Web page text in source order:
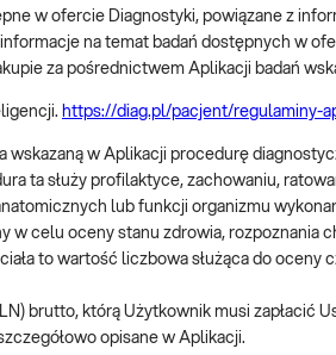
w ofercie Diagnostyki, powiązane z
na temat badań dostępnych w
za pośrednictwem Aplikacji badań
https://diag.pl/pacjent/regulaminy-
wskazaną w Aplikacji procedurę
ta służy profilaktyce, zachowaniu,
lub funkcji organizmu
w celu oceny stanu zdrowia,
to wartość liczbowa służąca do oceny
brutto, którą Użytkownik musi zapłacić
opisane w Aplikacji.